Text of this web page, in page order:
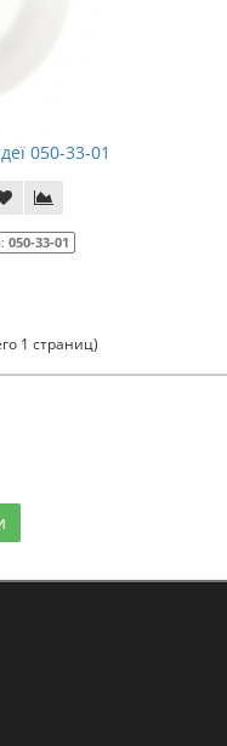
050-33-01
050-33-01
1 страниц)